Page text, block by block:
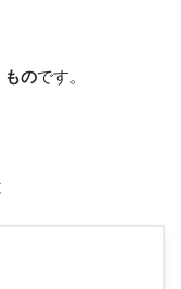
ものです。